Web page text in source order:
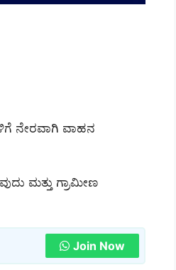
ನೇರವಾಗಿ ವಾಹನ
ಮತ್ತು ಗ್ರಾಮೀಣ
Join Now